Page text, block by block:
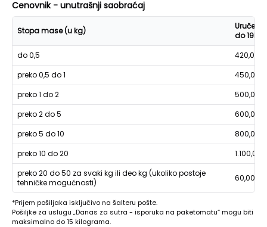
Cenovnik - unutrašnji saobraćaj
Stopa mase (u kg)
Uručenje
do 19h
do 0,5
420,00
preko 0,5 do 1
450,00
preko 1 do 2
500,00
preko 2 do 5
600,00
preko 5 do 10
800,00
preko 10 do 20
1.100,00
preko 20 do 50 za svaki kg ili deo kg (ukoliko postoje
tehničke mogućnosti)
60,00
*Prijem pošiljaka isključivo na šalteru pošte.
Pošiljke za uslugu „Danas za sutra - isporuka na paketomatu“ mogu biti
maksimalno do 15 kilograma.